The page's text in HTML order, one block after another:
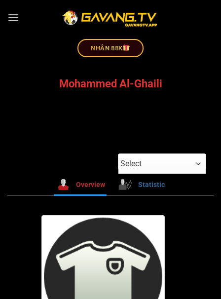
NHÂN 88K
Mohammed Al-Ghaili
Select
Overview Statistic